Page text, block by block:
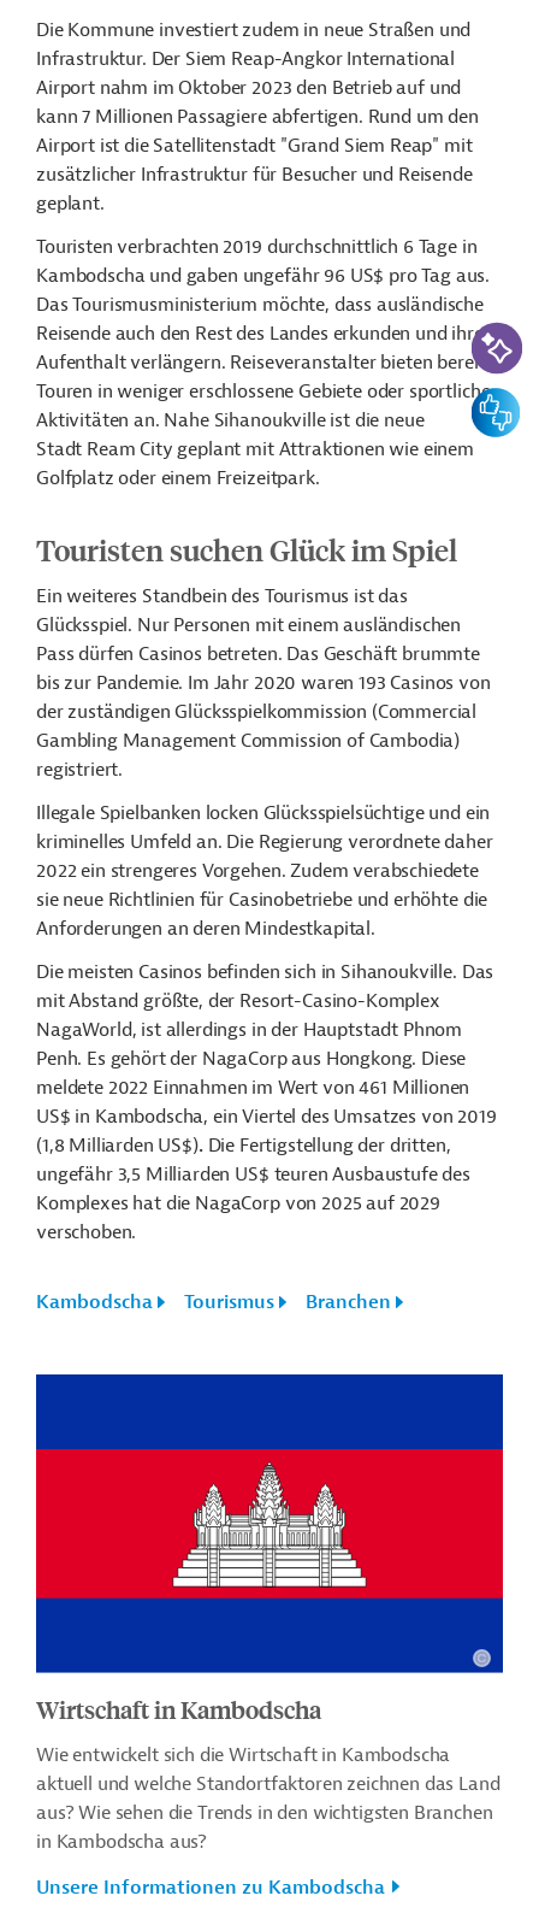
Die Kommune investiert zudem in neue Straßen und
Infrastruktur. Der Siem Reap-Angkor International
Airport nahm im Oktober 2023 den Betrieb auf und
kann 7 Millionen Passagiere abfertigen. Rund um den
Airport ist die Satellitenstadt "Grand Siem Reap" mit
zusätzlicher Infrastruktur für Besucher und Reisende
geplant.
Touristen verbrachten 2019 durchschnittlich 6 Tage in
Kambodscha und gaben ungefähr 96 US$ pro Tag aus.
Das Tourismusministerium möchte, dass ausländische
Reisende auch den Rest des Landes erkunden und ihren
Aufenthalt verlängern. Reiseveranstalter bieten bereits
Touren in weniger erschlossene Gebiete oder sportliche
Aktivitäten an. Nahe Sihanoukville ist die neue
Stadt Ream City geplant mit Attraktionen wie einem
Golfplatz oder einem Freizeitpark.
Touristen suchen Glück im Spiel
Ein weiteres Standbein des Tourismus ist das
Glücksspiel. Nur Personen mit einem ausländischen
Pass dürfen Casinos betreten. Das Geschäft brummte
bis zur Pandemie. Im Jahr 2020 waren 193 Casinos von
der zuständigen Glücksspielkommission (Commercial
Gambling Management Commission of Cambodia)
registriert.
Illegale Spielbanken locken Glücksspielsüchtige und ein
kriminelles Umfeld an. Die Regierung verordnete daher
2022 ein strengeres Vorgehen. Zudem verabschiedete
sie neue Richtlinien für Casinobetriebe und erhöhte die
Anforderungen an deren Mindestkapital.
Die meisten Casinos befinden sich in Sihanoukville. Das
mit Abstand größte, der Resort-Casino-Komplex
NagaWorld, ist allerdings in der Hauptstadt Phnom
Penh. Es gehört der NagaCorp aus Hongkong. Diese
meldete 2022 Einnahmen im Wert von 461 Millionen
US$ in Kambodscha, ein Viertel des Umsatzes von 2019
(1,8 Milliarden US$). Die Fertigstellung der dritten,
ungefähr 3,5 Milliarden US$ teuren Ausbaustufe des
Komplexes hat die NagaCorp von 2025 auf 2029
verschoben.
Kambodscha Tourismus Branchen
Wirtschaft in Kambodscha
Wie entwickelt sich die Wirtschaft in Kambodscha
aktuell und welche Standortfaktoren zeichnen das Land
aus? Wie sehen die Trends in den wichtigsten Branchen
in Kambodscha aus?
Unsere Informationen zu Kambodscha
KI-